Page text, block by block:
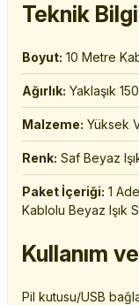
Teknik
Boyut: 10 Metre
Ağırlık: Yaklaşık
Malzeme: Yüksek
Renk: Saf Beyaz
Paket İçeriği: 1
Kablolu Beyaz Işık
Kullanım
Pil kutusu/USB